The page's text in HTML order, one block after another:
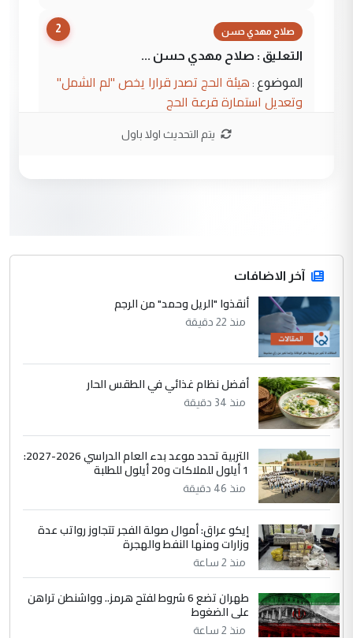
2 صلاح مهدي حسن
التعليق : صلاح مهدي حسن ...
الموضوع : هيئة الحج تصدر قرارا يخص "لم الشمل"
وتعديل استمارة قرعة الحج
المشترك لا تستهدف أية دولة ومفتوحة لانضمام
الدول الشقيقة
يوسف غزوان عصمت
التعليق : بكالوريوس فيزياء طبية متزوج و
زوجتي أيضا بكالوريوس سكني بغداد أرغب في
الموضوع :
السعودية توافق على الاستمرار في
جامعاتها سنويا
عبد الأمير جاسم هليل
التعليق : نحن اباء الطلاب الأوائل على العراق
نتشرف بلقاء السيد احمد الصافي في العتبات
الحسنية لزرع ...
الموضوع :
مكتب السيد احمد الصافي : لا يوجود
لدينا اي حساب على الفيس بوك وتويتر
يتم التحديث اولا باول
آخر الاضافات
أنقذوا "الريل وحمد" من الرجم
منذ 22 دقيقة
أفضل نظام غذائي في الطقس الحار
منذ 34 دقيقة
التربية تحدد موعد بدء العام الدراسي 2026-2027:
1 أيلول للملاكات و20 أيلول للطلبة
منذ 46 دقيقة
إيكو عراق: أموال صولة الفجر تتجاوز رواتب عدة
وزارات ومنها النفط والهجرة
منذ 2 ساعة
طهران تضع 6 شروط لفتح هرمز.. وواشنطن تراهن
على الضغوط
منذ 2 ساعة